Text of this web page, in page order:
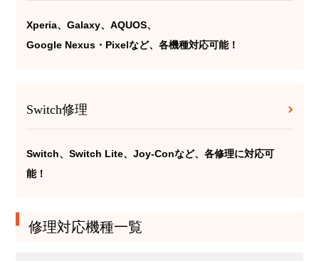
Xperia、Galaxy、AQUOS、
Google Nexus・Pixelなど、各機種対応可能！
Switch修理
Switch、Switch Lite、Joy-Conなど、各修理に対応可
能！
修理対応機種一覧